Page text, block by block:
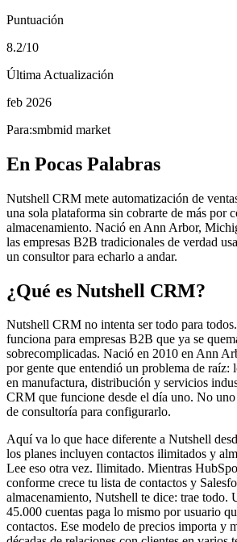
Puntuación
8.2/10
Última Actualización
feb 2026
Para:smbmid market
En Pocas Palabras
Nutshell CRM mete automatización de
una sola plataforma sin cobrarte de más por
almacenamiento. Nació en Ann Arbor,
las empresas B2B tradicionales de verdad
un consultor para echarlo a andar.
¿Qué es Nutshell CRM?
Nutshell CRM no intenta ser todo para
funciona para empresas B2B que ya se
sobrecomplicadas. Nació en 2010 en Ann
por gente que entendió un problema de raíz:
en manufactura, distribución y servicios
CRM que funcione desde el día uno. No uno
de consultoría para configurarlo.
Aquí va lo que hace diferente a Nutshell
los planes incluyen contactos ilimitados y
Lee eso otra vez. Ilimitado. Mientras
conforme crece tu lista de contactos y
almacenamiento, Nutshell te dice: trae todo.
45.000 cuentas paga lo mismo por usuario
contactos. Ese modelo de precios importa y